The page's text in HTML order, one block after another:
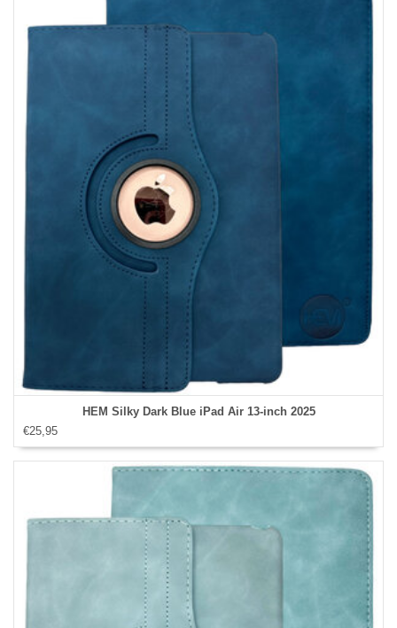
HEM Silky Dark Blue iPad Air 13‑inch 2025
€25,95